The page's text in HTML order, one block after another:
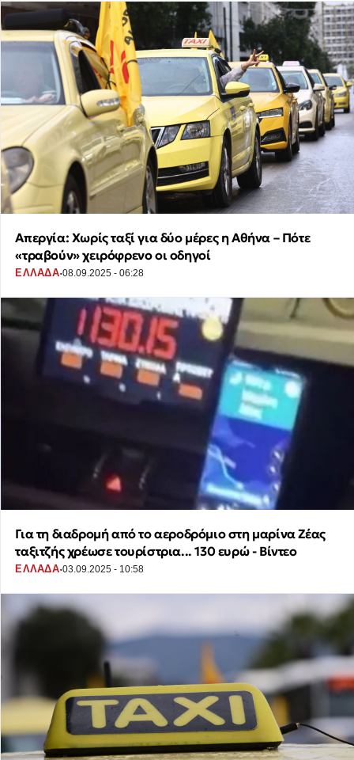
Απεργία: Χωρίς ταξί για δύο μέρες η Αθήνα – Πότε
«τραβούν» χειρόφρενο οι οδηγοί
ΕΛΛΑΔΑ·08.09.2025 - 06:28
Για τη διαδρομή από το αεροδρόμιο στη μαρίνα Ζέας
ταξιτζής χρέωσε τουρίστρια... 130 ευρώ - Βίντεο
ΕΛΛΑΔΑ·03.09.2025 - 10:58